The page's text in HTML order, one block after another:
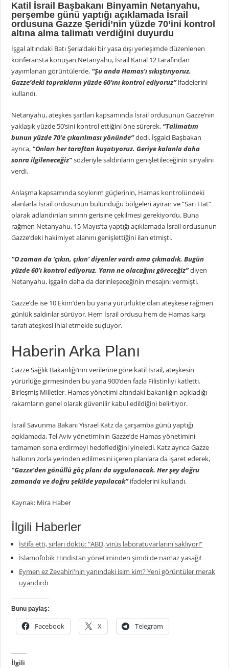
Katil İsrail Başbakanı Binyamin Netanyahu,
perşembe günü yaptığı açıklamada İsrail
ordusuna Gazze Şeridi’nin yüzde 70’ini kontrol
altına alma talimatı verdiğini duyurdu
İşgal altındaki Batı Şeria’daki bir yasa dışı yerleşimde düzenlenen
konferansta konuşan Netanyahu, İsrail Kanal 12 tarafından
yayımlanan görüntülerde, “Şu anda Hamas’ı sıkıştırıyoruz.
Gazze’deki toprakların yüzde 60’ını kontrol ediyoruz”ifadelerini
kullandı.
Netanyahu, ateşkes şartları kapsamında İsrail ordusunun Gazze’nin
yaklaşık yüzde 50’sini kontrol ettiğini öne sürerek, “Talimatım
bunun yüzde 70’e çıkarılması yönünde”dedi. İşgalci Başbakan
ayrıca, “Onları her taraftan kuşatıyoruz. Geriye kalanla daha
sonra ilgileneceğiz”sözleriyle saldırıların genişletileceğinin sinyalini
verdi.
Anlaşma kapsamında soykırım güçlerinin, Hamas kontrolündeki
alanlarla İsrail ordusunun bulunduğu bölgeleri ayıran ve “Sarı Hat”
olarak adlandırılan sınırın gerisine çekilmesi gerekiyordu. Buna
rağmen Netanyahu, 15 Mayıs’ta yaptığı açıklamada İsrail ordusunun
Gazze’deki hakimiyet alanını genişlettiğini ilan etmişti.
“O zaman da ‘çıkın, çıkın’ diyenler vardı ama çıkmadık. Bugün
yüzde 60’ı kontrol ediyoruz. Yarın ne olacağını göreceğiz”diyen
Netanyahu, işgalin daha da derinleşeceğinin mesajını vermişti.
Gazze’de ise 10 Ekim’den bu yana yürürlükte olan ateşkese rağmen
günlük saldırılar sürüyor. Hem İsrail ordusu hem de Hamas karşı
tarafı ateşkesi ihlal etmekle suçluyor.
Haberin Arka Planı
Gazze Sağlık Bakanlığı’nın verilerine göre katil İsrail, ateşkesin
yürürlüğe girmesinden bu yana 900’den fazla Filistinliyi katletti.
Birleşmiş Milletler, Hamas yönetimi altındaki bakanlığın açıkladığı
rakamların genel olarak güvenilir kabul edildiğini belirtiyor.
İsrail Savunma Bakanı Yisrael Katz da çarşamba günü yaptığı
açıklamada, Tel Aviv yönetiminin Gazze’de Hamas yönetimini
tamamen sona erdirmeyi hedeflediğini yineledi. Katz ayrıca Gazze
halkının zorla yerinden edilmesini içeren planlara da işaret ederek,
“Gazze’den gönüllü göç planı da uygulanacak. Her şey doğru
zamanda ve doğru şekilde yapılacak”ifadelerini kullandı.
Kaynak: Mira Haber
İlgili Haberler
İstifa etti, sırları döktü: "ABD, virüs laboratuvarlarını saklıyor!"
İslamofobik Hindistan yönetiminden şimdi de namaz yasağı!
Eymen ez Zevahiri'nin yanındaki isim kim? Yeni görüntüler merak
uyandırdı
Bunu paylaş:
Facebook X Telegram
İlgili